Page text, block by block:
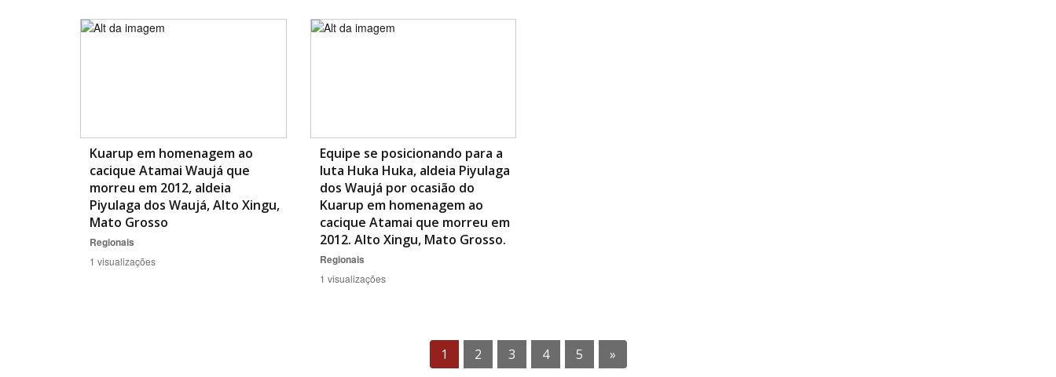
Kuarup em homenagem ao
cacique Atamai Waujá que
morreu em 2012, aldeia
Piyulaga dos Waujá, Alto Xingu,
Mato Grosso
Regionais
1 visualizações
Equipe se posicionando para a
luta Huka Huka, aldeia Piyulaga
dos Waujá por ocasião do
Kuarup em homenagem ao
cacique Atamai que morreu em
2012. Alto Xingu, Mato Grosso.
Regionais
1 visualizações
1 2 3 4 5 »